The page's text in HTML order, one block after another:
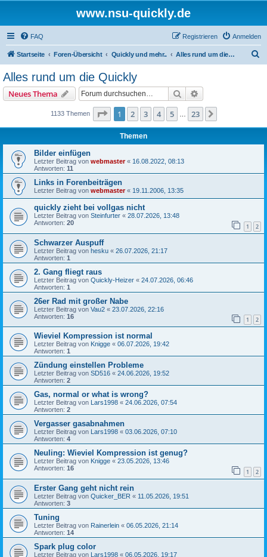
www.nsu-quickly.de
FAQ Anmelden
Registrieren
Startseite Foren-Übersicht Quickly und mehr.. Alles rund um die Quickly
Alles rund um die Quickly
Neues Thema Suche
1133 Themen Seite 1von 23
1 2 3 4 5 23
Themen
Bilder einfügen
Letzter Beitrag von webmaster« 16.08.2022, 08:13
Antworten: 11
Links in Forenbeiträgen
Letzter Beitrag von webmaster« 19.11.2006, 13:35
quickly zieht bei vollgas nicht
Letzter Beitrag von Steinfurter « 28.07.2026, 13:48
Antworten: 20 1 2
Schwarzer Auspuff
Letzter Beitrag von hesku « 26.07.2026, 21:17
Antworten: 1
2. Gang fliegt raus
Letzter Beitrag von Quickly-Heizer « 24.07.2026, 06:46
Antworten: 1
26er Rad mit großer Nabe
Letzter Beitrag von Vau2 « 23.07.2026, 22:16
Antworten: 16 1 2
Wieviel Kompression ist normal
Letzter Beitrag von Knigge « 06.07.2026, 19:42
Antworten: 1
Zündung einstellen Probleme
Letzter Beitrag von SD516 « 24.06.2026, 19:52
Antworten: 2
Gas, normal or what is wrong?
Letzter Beitrag von Lars1998 « 24.06.2026, 07:54
Antworten: 2
Vergasser gasabnahmen
Letzter Beitrag von Lars1998 « 03.06.2026, 07:10
Antworten: 4
Neuling: Wieviel Kompression ist genug?
Letzter Beitrag von Knigge « 23.05.2026, 13:46
Antworten: 16 1 2
Erster Gang geht nicht rein
Letzter Beitrag von Quicker_BER « 11.05.2026, 19:51
Antworten: 3
Tuning
Letzter Beitrag von Rainerlein « 06.05.2026, 21:14
Antworten: 14
Spark plug color
Letzter Beitrag von Lars1998 « 06.05.2026, 19:17